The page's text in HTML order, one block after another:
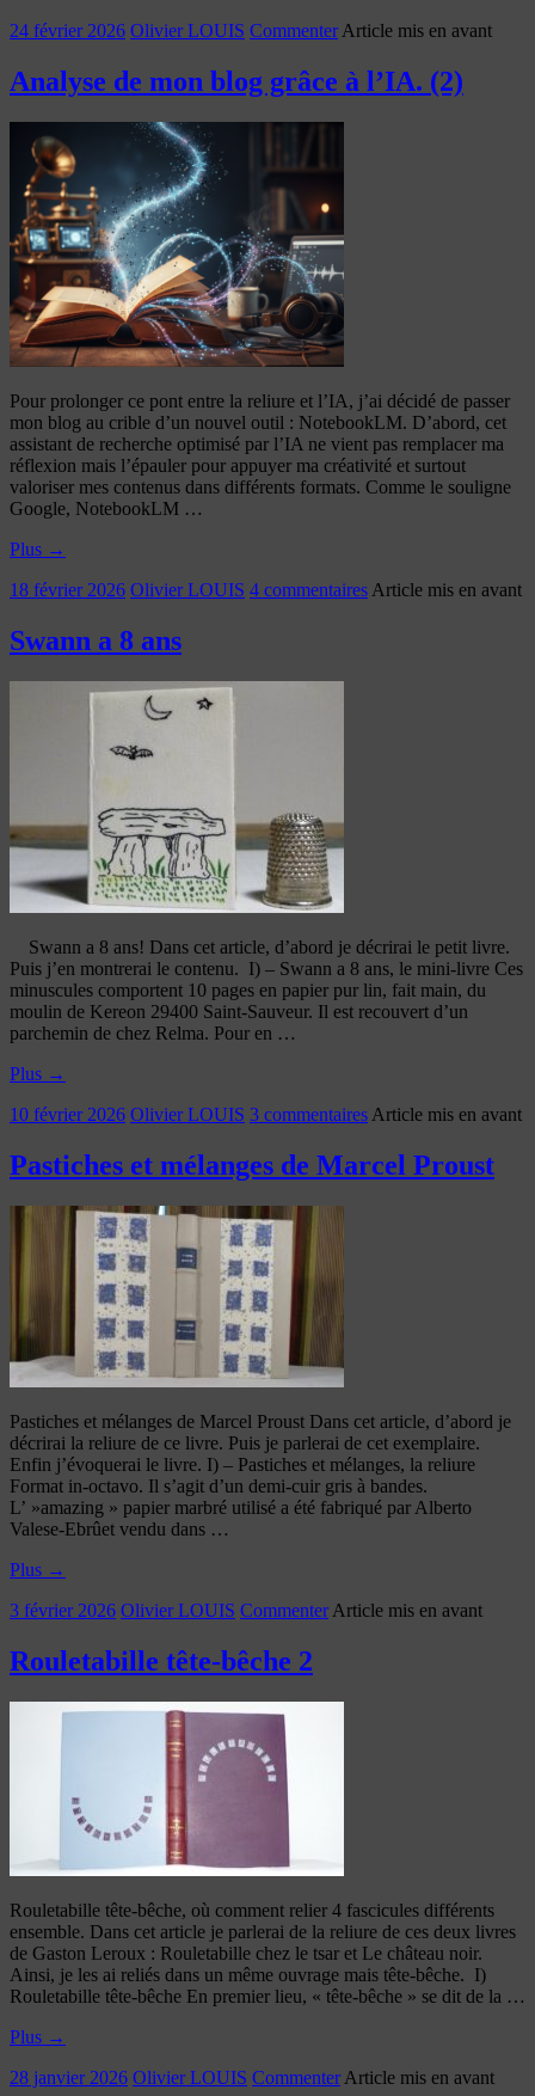
24 février 2026 Olivier LOUIS Commenter Article mis en avant
Analyse de mon blog grâce à l’IA. (2)
Pour prolonger ce pont entre la reliure et l’IA, j’ai décidé de passer
mon blog au crible d’un nouvel outil : NotebookLM. D’abord, cet
assistant de recherche optimisé par l’IA ne vient pas remplacer ma
réflexion mais l’épauler pour appuyer ma créativité et surtout
valoriser mes contenus dans différents formats. Comme le souligne
Google, NotebookLM …
Plus →
18 février 2026 Olivier LOUIS 4 commentaires Article mis en avant
Swann a 8 ans
Swann a 8 ans! Dans cet article, d’abord je décrirai le petit livre.
Puis j’en montrerai le contenu. I) – Swann a 8 ans, le mini-livre Ces
minuscules comportent 10 pages en papier pur lin, fait main, du
moulin de Kereon 29400 Saint-Sauveur. Il est recouvert d’un
parchemin de chez Relma. Pour en …
Plus →
10 février 2026 Olivier LOUIS 3 commentaires Article mis en avant
Pastiches et mélanges de Marcel Proust
Pastiches et mélanges de Marcel Proust Dans cet article, d’abord je
décrirai la reliure de ce livre. Puis je parlerai de cet exemplaire.
Enfin j’évoquerai le livre. I) – Pastiches et mélanges, la reliure
Format in-octavo. Il s’agit d’un demi-cuir gris à bandes.
L’ »amazing » papier marbré utilisé a été fabriqué par Alberto
Valese-Ebrûet vendu dans …
Plus →
3 février 2026 Olivier LOUIS Commenter Article mis en avant
Rouletabille tête-bêche 2
Rouletabille tête-bêche, où comment relier 4 fascicules différents
ensemble. Dans cet article je parlerai de la reliure de ces deux livres
de Gaston Leroux : Rouletabille chez le tsar et Le château noir.
Ainsi, je les ai reliés dans un même ouvrage mais tête-bêche. I)
Rouletabille tête-bêche En premier lieu, « tête-bêche » se dit de la …
Plus →
28 janvier 2026 Olivier LOUIS Commenter Article mis en avant